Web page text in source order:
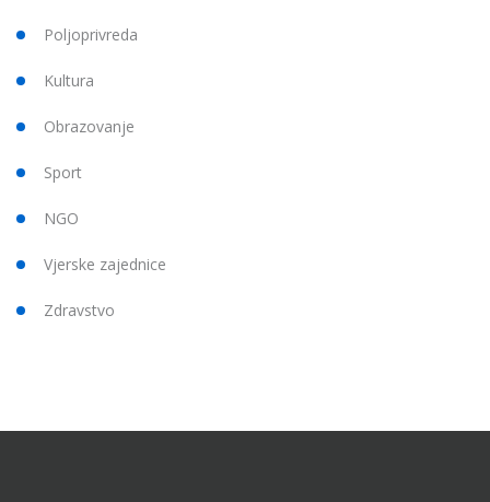
Poljoprivreda
Kultura
Obrazovanje
Sport
NGO
Vjerske zajednice
Zdravstvo